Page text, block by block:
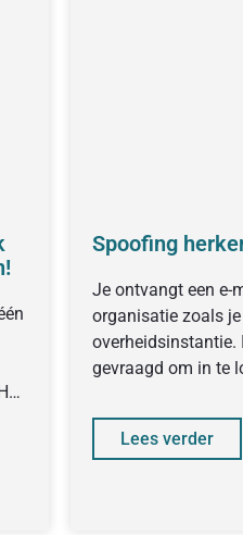
Spoofing
Je ontvangt een e-
organisatie zoals
overheidsinstantie.
gevraagd om in te
Lees verder